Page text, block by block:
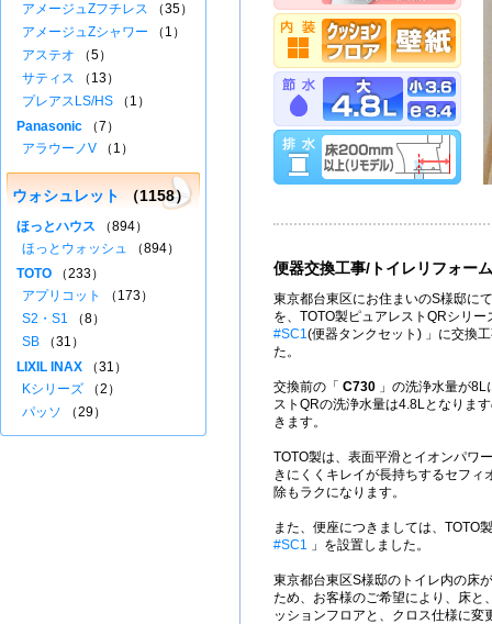
便器交換工事/トイレリフォーム
東京都台東区にお住まいのS様邸に
を、TOTO製ピュアレストQRシリ
#SC1(便器タンクセット) 」に交換
た。
交換前の「 C730 」の洗浄水量が
ストQRの洗浄水量は4.8Lとなりま
きます。
TOTO製は、表面平滑とイオンパワ
きにくくキレイが長持ちするセフィ
除もラクになります。
また、便座につきましては、TOTO
#SC1 」を設置しました。
東京都台東区S様邸のトイレ内の床
ため、お客様のご希望により、床と
ッションフロアと、クロス仕様に変
アメージュZフチレス （35）
アメージュZシャワー （1）
アステオ （5）
サティス （13）
プレアスLS/HS （1）
Panasonic （7）
アラウーノV （1）
ウォシュレット （1158）
ほっとハウス （894）
ほっとウォッシュ （894）
TOTO （233）
アプリコット
（173）
S2・S1 （8）
SB （31）
LIXIL INAX （31）
Kシリーズ （2）
パッソ （29）